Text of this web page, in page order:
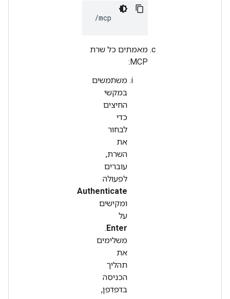
מאמתים כל שרת
MCP:
משתמשים
במקשי
החיצים
כדי
לבחור
את
השרת,
עוברים
לפעולה
Authenticate
ומקישים
על
Enter
.
משלימים
את
תהליך
הכניסה
בדפדפן,